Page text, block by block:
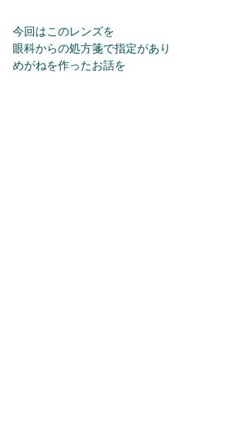
今回はこのレンズを
眼科からの処方箋で指定があり
めがねを作ったお話を